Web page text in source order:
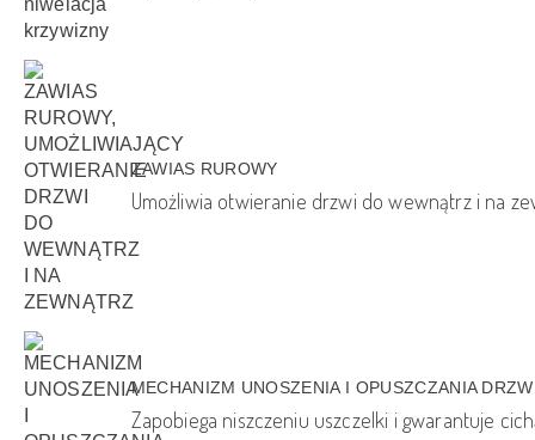
ZAWIAS RUROWY
Umożliwia otwieranie drzwi do wewnątrz i na
MECHANIZM UNOSZENIA I OPUSZCZANIA
Zapobiega niszczeniu uszczelki i gwarantuje